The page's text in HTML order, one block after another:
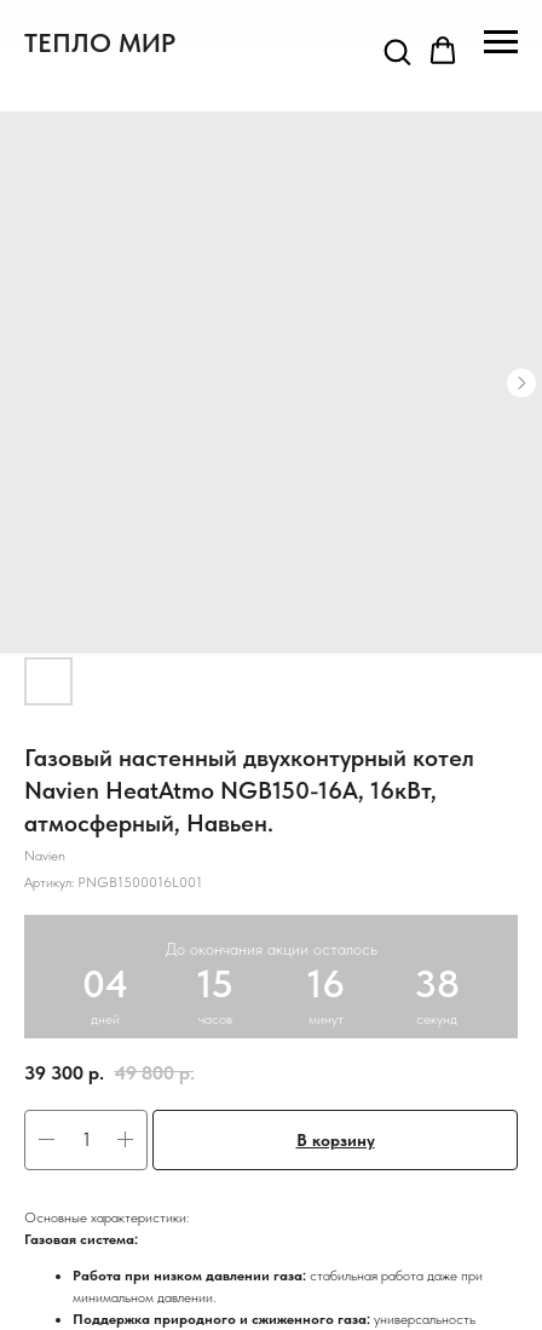
ТЕПЛО МИР
Газовый настенный двухконтурный котел
Navien HeatAtmo NGB150-16А, 16кВт,
атмосферный, Навьен.
Navien
Артикул: PNGB1500016L001
До окончания акции осталось
04
дней
15
часов
16
минут
37
секунд
39 300 р. 49 800 р.
В корзину
Основные характеристики:
Газовая система:
Работа при низком давлении газа: стабильная работа даже при
минимальном давлении.
Поддержка природного и сжиженного газа: универсальность